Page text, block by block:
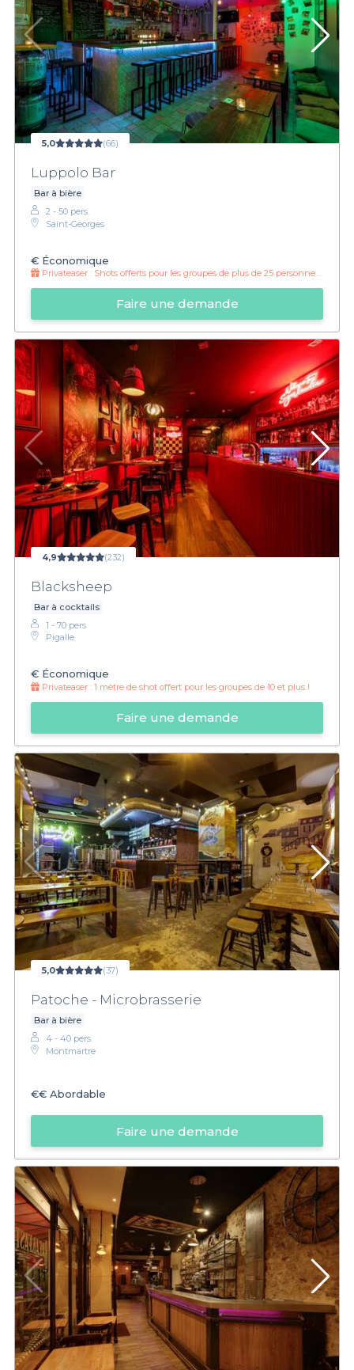
5,0 (66)
Luppolo Bar
Bar à bière
2 - 50 pers.
Saint-Georges
€ Économique
Privateaser : Shots offerts pour les groupes de plus de 25 personnes !
Faire une demande
4,9 (232)
Blacksheep
Bar à cocktails
1 - 70 pers.
Pigalle
€ Économique
Privateaser : 1 mètre de shot offert pour les groupes de 10 et plus !
Faire une demande
5,0 (37)
Patoche - Microbrasserie
Bar à bière
4 - 40 pers.
Montmartre
€€ Abordable
Faire une demande